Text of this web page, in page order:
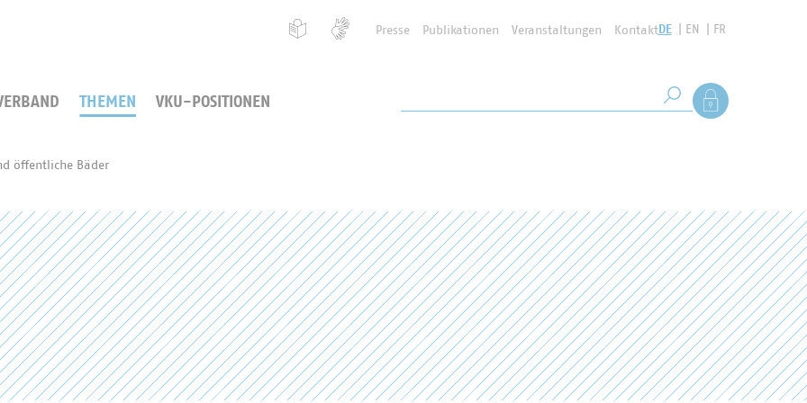
Presse Publikationen Veranstaltungen KontaktDE EN FR
THEMEN VKU-POSITIONEN Suche starten
Als Mitglied
öffentliche Bäder